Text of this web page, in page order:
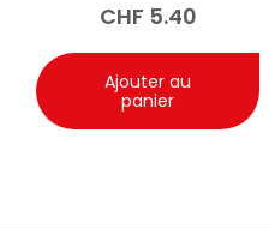
CHF 5.40
Ajouter au
panier